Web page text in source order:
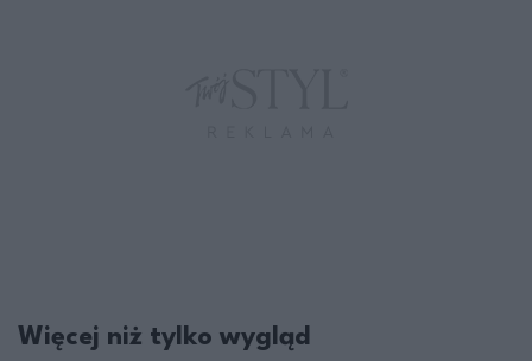
Więcej niż tylko wygląd